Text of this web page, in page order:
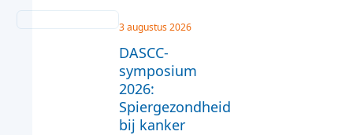
DASCC-
symposium
2026:
Spiergezondheid
bij kanker
3 augustus 2026